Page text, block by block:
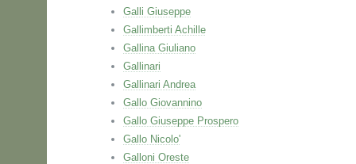
Galli Giuseppe
Gallimberti Achille
Gallina Giuliano
Gallinari
Gallinari Andrea
Gallo Giovannino
Gallo Giuseppe Prospero
Gallo Nicolo'
Galloni Oreste